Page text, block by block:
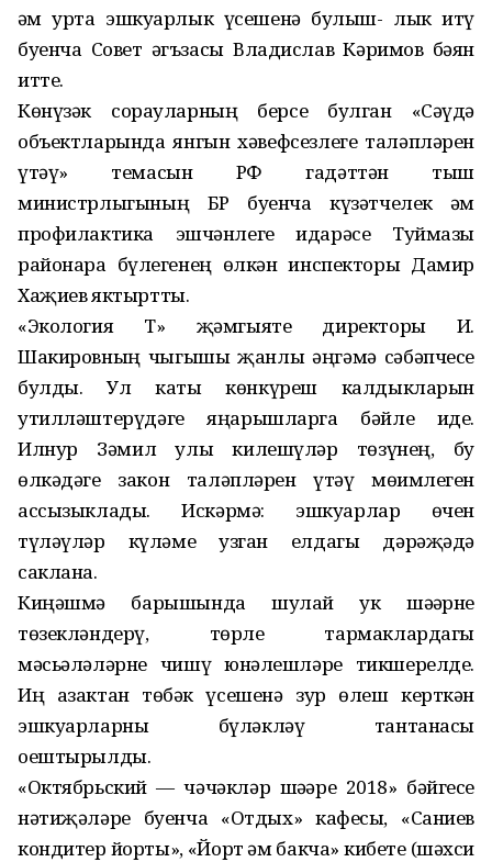
һәм урта эшкуарлык үсешенә булыш- лык итү
буенча Совет әгъзасы Владислав Кәримов бәян
итте.
Көнүзәк сорауларның берсе булган «Сәүдә
объектларында янгын хәвефсезлеге таләпләрен
үтәү» темасын РФ гадәттән тыш
министрлыгының БР буенча күзәтчелек һәм
профилактика эшчәнлеге идарәсе Туймазы
районара бүлегенең өлкән инспекторы Дамир
Хаҗиев яктыртты.
«Экология Т» җәмгыяте директоры И.
Шакировның чыгышы җанлы әңгәмә сәбәпчесе
булды. Ул каты көнкүреш калдыкларын
утилләштерүдәге яңарышларга бәйле иде.
Илнур Зәмил улы килешүләр төзүнең, бу
өлкәдәге закон таләпләрен үтәү мөһимлеген
ассызыклады. Искәрмә: эшкуарлар өчен
түләүләр күләме узган елдагы дәрәҗәдә
саклана.
Киңәшмә барышында шулай ук шәһәрне
төзекләндерү, төрле тармаклардагы
мәсьәләләрне чишү юнәлешләре тикшерелде.
Иң азактан төбәк үсешенә зур өлеш керткән
эшкуарларны бүләкләү тантанасы
оештырылды.
«Октябрьский — чәчәкләр шәһәре 2018» бәйгесе
нәтиҗәләре буенча «Отдых» кафесы, «Саниев
кондитер йорты», «Йорт һәм бакча» кибете (шәхси